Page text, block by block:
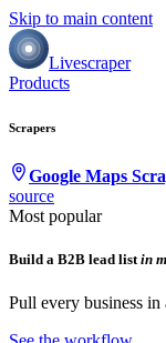
Skip to main content
Livescraper
Products
Scrapers
Google Maps
source
Most popular
Build a B2B lead listin
Pull every business